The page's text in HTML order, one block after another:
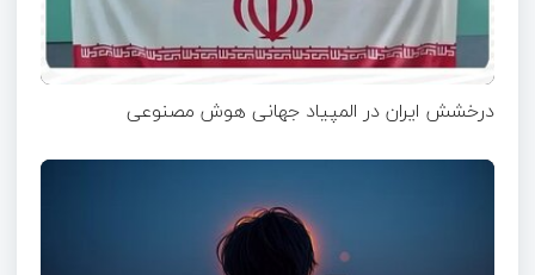
درخشش ایران در المپیاد جهانی هوش مصنوعی